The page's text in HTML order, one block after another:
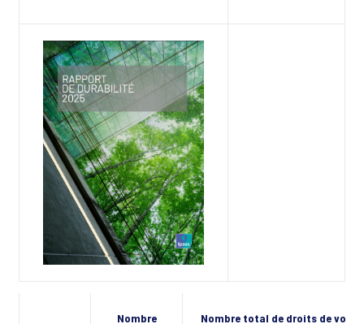
Nombre
Nombre total de droits de vote